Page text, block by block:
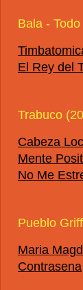
Bala -
El Rey del
Trabuco
Cabeza
Mente
No Me
Pueblo
Maria
Contrasena